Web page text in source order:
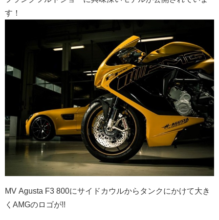
す！
MV Agusta F3 800にサイドカウルからタンクにかけて大き
くAMGのロゴが!!